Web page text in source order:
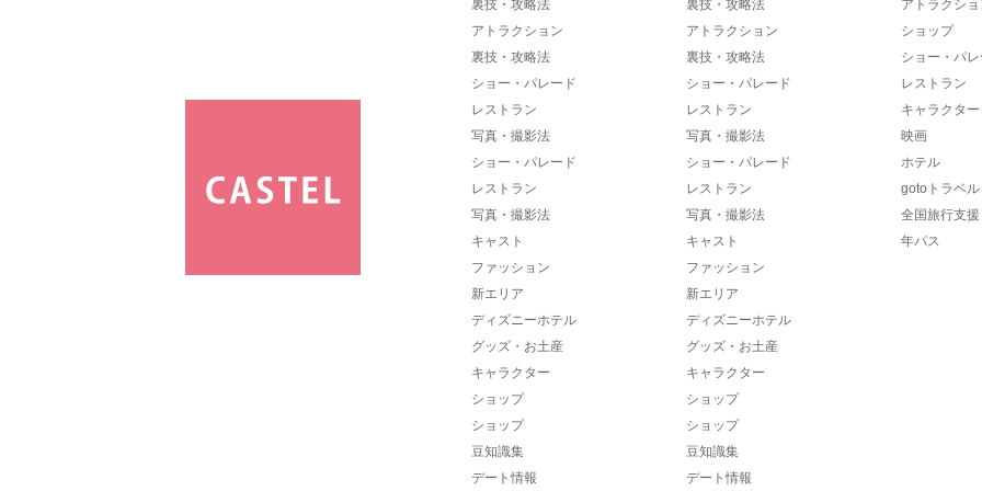
裏技・攻略法
アトラクション
裏技・攻略法
ショー・パレード
レストラン
写真・撮影法
ショー・パレード
レストラン
写真・撮影法
キャスト
ファッション
新エリア
ディズニーホテル
グッズ・お土産
キャラクター
ショップ
ショップ
豆知識集
デート情報
裏技・攻略法
アトラクション
裏技・攻略法
ショー・パレード
レストラン
写真・撮影法
ショー・パレード
レストラン
写真・撮影法
キャスト
ファッション
新エリア
ディズニーホテル
グッズ・お土産
キャラクター
ショップ
ショップ
豆知識集
デート情報
アトラクシ
ショップ
ショー・パ
レストラン
キャラクター
映画
ホテル
gotoトラベル
全国旅行支援
年パス